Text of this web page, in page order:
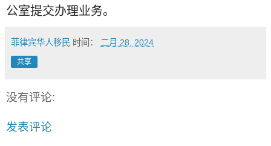
公室提交办理业务。
菲律宾华人移民 时间： 二月 28, 2024
共享
没有评论:
发表评论